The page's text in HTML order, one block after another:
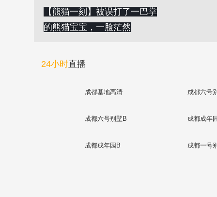
【熊猫一刻】被误打了一巴掌
的熊猫宝宝，一脸茫然
24小时直播
成都基地高清 成都六号
成都六号别墅B 成都成年
成都成年园B 成都一号